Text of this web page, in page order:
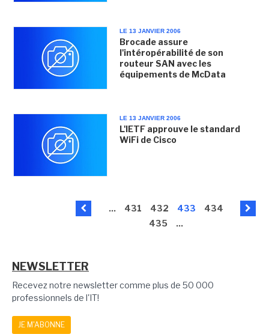
LE 13 JANVIER 2006
Brocade assure
l'intéropérabilité de son
routeur SAN avec les
équipements de McData
LE 13 JANVIER 2006
L'IETF approuve le standard
WiFi de Cisco
... 431 432 433
434
435
...
NEWSLETTER
Recevez notre newsletter comme plus de 50 000
professionnels de l'IT!
JE M'ABONNE